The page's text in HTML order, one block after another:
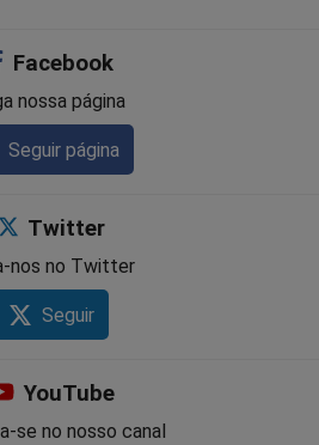
Messenger
Facebook
nossa página
Seguir página
Twitter
nos no Twitter
Seguir
YouTube
se no nosso canal